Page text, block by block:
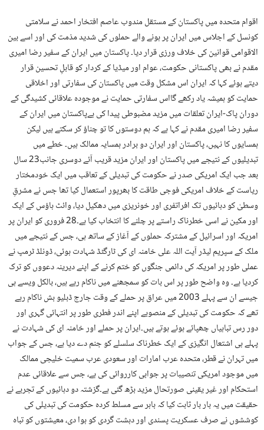
اقوام متحدہ میں پاکستان کے مستقل مندوب عاصم افتخار احمد نے سلامتی
کونسل کے اجلاس میں ایران پر ہونے والے حملوں کی شدید مذمت کی اور اسے بین
الاقوامی قوانین کی خلاف ورزی قرار دیا۔ پاکستان میں ایران کے سفیر رضا امیری
مقدم نے بھی پاکستانی حکومت، عوام اور میڈیا کے کردار کو قابلِ تحسین قرار
دیتے ہوئے کہا کہ ایران اس مشکل وقت میں پاکستان کی سفارتی اور اخلاقی
حمایت کو ہمیشہ یاد رکھے گااس سفارتی حمایت نے موجودہ علاقائی کشیدگی کے
دوران پاک-ایران تعلقات میں مزید مضبوطی پیدا کی ہےپاکستان میں ایران کے
سفیر رضا امیری مقدم نے کہا ہے کہ ہم دوستوں کا تو چناؤ کر سکتے ہیں لیکن
ہمسایوں کا نہیں، پاکستان اور ایران دو برادر ہمسایہ ممالک ہیں۔ خطے میں
تبدیلیوں کے نتیجے میں پاکستان اور ایران مزید قریب آئے دوسری جانب23 سال
بعد جب ایک امریکی صدر نے حکومت کی تبدیلی کے تعاقب میں ایک خودمختار
ریاست کے خلاف امریکی فوجی طاقت کا بھرپور استعمال کیا تھا جس نے مشرقِ
وسطیٰ کو دہائیوں تک افراتفری اور خونریزی میں دھکیل دیا، وائٹ ہاؤس کے ایک
اور مکین نے اسی خطرناک راستے پر چلنے کا انتخاب کیا ہے۔28 فروری کو ایران پر
امریکہ اور اسرائیل کے مشترکہ حملوں کے آغاز کے ساتھ ہی، جس کے نتیجے میں
ملک کے سپریم لیڈر آیت اللہ علی خامنہ ای کی ٹارگٹڈ شہادت ہوئی، ڈونلڈ ٹرمپ نے
عملی طور پر امریکہ کی دائمی جنگوں کو ختم کرنے کے اپنے دیرینہ دعووں کو ترک
کردیا ہے۔ وہ واضح طور پر اس بات کو سمجھنے میں ناکام رہے ہیں، بالکل ویسے ہی
جیسے ان سے پہلے 2003 میں عراق پر حملے کے وقت جارج ڈبلیو بش ناکام رہے
تھے کہ حکومت کی تبدیلی کے منصوبے اپنے اندر فطری طور پر انتہائی گہری اور
دور رس تباہیاں چھپائے ہوئے ہوتے ہیں۔ایران پر حملے اور خامنہ ای کی شہادت نے
پہلے ہی اشتعال انگیزی کے ایک خطرناک سلسلے کو جنم دے دیا ہے، جس کے جواب
میں تہران نے قطر، متحدہ عرب امارات اور سعودی عرب سمیت خلیجی ممالک
میں موجود امریکی تنصیبات پر جوابی کارروائی کی ہے، جس سے علاقائی عدم
استحکام اور غیر یقینی صورتحال مزید بڑھ گئی ہے۔گزشتہ دو دہائیوں کے تجربے نے
حقیقت میں یہ بار بار ثابت کیا کہ باہر سے مسلط کردہ حکومت کی تبدیلی کی
کوششوں نے صرف عسکریت پسندی اور دہشت گردی کو ہوا دی، معیشتوں کو تباہ